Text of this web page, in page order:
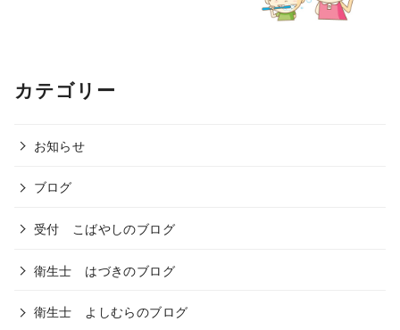
カテゴリー
お知らせ
ブログ
受付 こばやしのブログ
衛生士 はづきのブログ
衛生士 よしむらのブログ